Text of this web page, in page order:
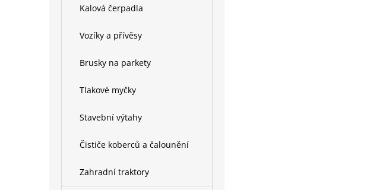
Kalová čerpadla
Vozíky a přívěsy
Brusky na parkety
Tlakové myčky
Stavební výtahy
Čističe koberců a čalounění
Zahradní traktory